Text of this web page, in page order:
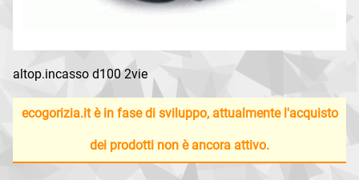
altop.incasso d100 2vie
ecogorizia.it è in fase di sviluppo, attualmente l'acquisto
dei prodotti non è ancora attivo.